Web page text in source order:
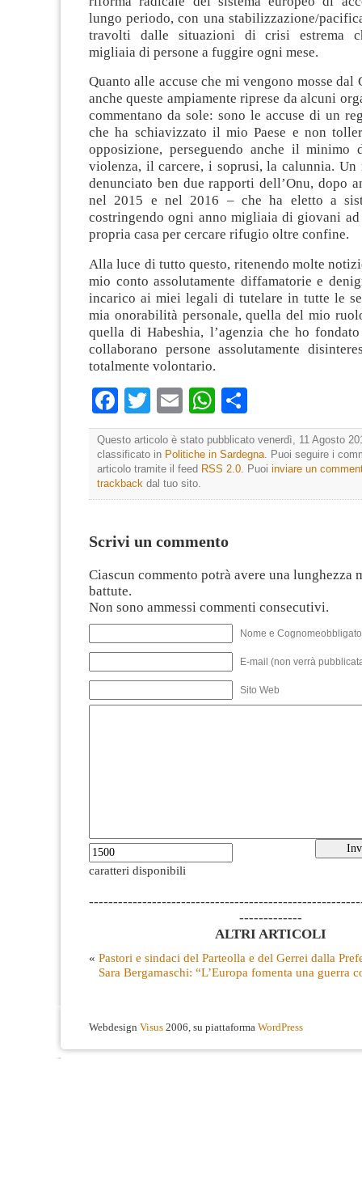
lungo periodo, con una stabilizzazione/
travolti dalle situazioni di crisi estrema
migliaia di persone a fuggire ogni mese.
Quanto alle accuse che mi vengono mosse dal
anche queste ampiamente riprese da alcuni
commentano da sole: sono le accuse di un
che ha schiavizzato il mio Paese e non
opposizione, perseguendo anche il minimo
violenza, il carcere, i soprusi, la calunnia. Un
denunciato ben due rapporti dell’Onu, dopo
nel 2015 e nel 2016 – che ha eletto a
costringendo ogni anno migliaia di giovani ad
propria casa per cercare rifugio oltre confine.
Alla luce di tutto questo, ritenendo molte
mio conto assolutamente diffamatorie e
incarico ai miei legali di tutelare in tutte le
mia onorabilità personale, quella del mio
quella di Habeshia, l’agenzia che ho
collaborano persone assolutamente
totalmente volontario.
Facebook
TwitterEmailWhatsApp
Questo articolo è stato pubblicato venerdì, 11 Agosto
classificato in Politiche in Sardegna . Puoi seguire i
articolo tramite il feed RSS 2.0 . Puoi inviare un
trackback dal tuo sito.
Scrivi un commento
Ciascun commento potrà avere una lunghezza
battute.
Non sono ammessi commenti consecutivi.
Nome e
E-mail (non verrà
Sito Web
caratteri disponibili
-------------
ALTRI ARTICOLI
« Pastori e sindaci del Parteolla e del Gerrei dalla
Sara Bergamaschi: “L’Europa fomenta una guerra
Webdesign Visus 2006, su piattaforma WordPress